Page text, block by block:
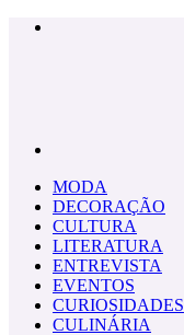
MODA
DECORAÇÃO
CULTURA
LITERATURA
ENTREVISTA
EVENTOS
CURIOSIDADES
CULINÁRIA